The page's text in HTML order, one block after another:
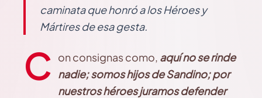
caminata que honró a los Héroes y
Mártires de esa gesta.
C on consignas como, aquí no se rinde
nadie; somos hijos de Sandino; por
nuestros héroes juramos defender